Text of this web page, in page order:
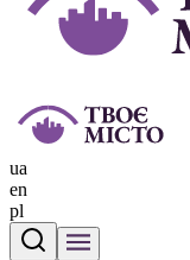
ua
en
pl